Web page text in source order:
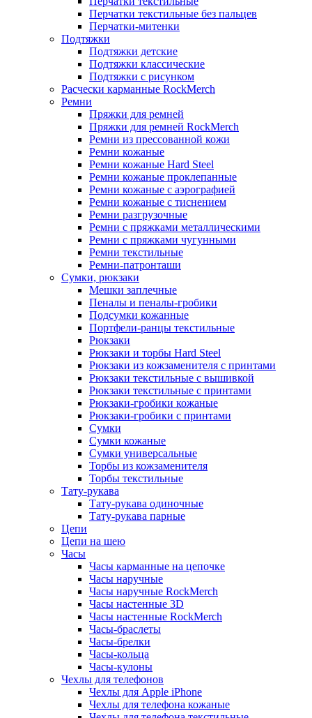
Перчатки текстильные без пальцев
Перчатки-митенки
Подтяжки
Подтяжки детские
Подтяжки классические
Подтяжки с рисунком
Расчески карманные RockMerch
Ремни
Пряжки для ремней
Пряжки для ремней RockMerch
Ремни из прессованной кожи
Ремни кожаные
Ремни кожаные Hard Steel
Ремни кожаные проклепанные
Ремни кожаные с аэрографией
Ремни кожаные с тиснением
Ремни разгрузочные
Ремни с пряжками металлическими
Ремни с пряжками чугунными
Ремни текстильные
Ремни-патронташи
Сумки, рюкзаки
Мешки заплечные
Пеналы и пеналы-гробики
Подсумки кожанные
Портфели-ранцы текстильные
Рюкзаки
Рюкзаки и торбы Hard Steel
Рюкзаки из кожзаменителя с принтами
Рюкзаки текстильные с вышивкой
Рюкзаки текстильные с принтами
Рюкзаки-гробики кожаные
Рюкзаки-гробики с принтами
Сумки
Сумки кожаные
Сумки универсальные
Торбы из кожзаменителя
Торбы текстильные
Тату-рукава
Тату-рукава одиночные
Тату-рукава парные
Цепи
Цепи на шею
Часы
Часы карманные на цепочке
Часы наручные
Часы наручные RockMerch
Часы настенные 3D
Часы настенные RockMerch
Часы-браслеты
Часы-брелки
Часы-кольца
Часы-кулоны
Чехлы для телефонов
Чехлы для Apple iPhone
Чехлы для телефона кожаные